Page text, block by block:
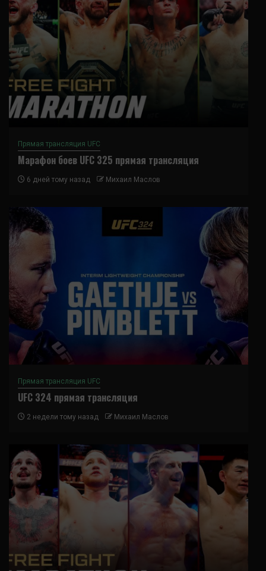
Прямая трансляция UFC
Марафон боев UFC 325 прямая трансляция
6 дней тому назад Михаил Маслов
Прямая трансляция UFC
UFC 324 прямая трансляция
2 недели тому назад Михаил Маслов